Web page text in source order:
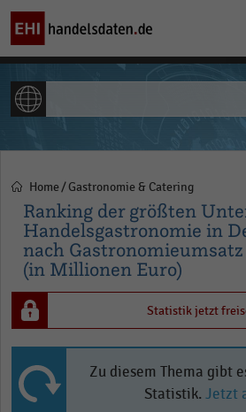
Pfadnavigation
Home Gastronomie & Catering
Ranking der größten
Handelsgastronomie in
nach Gastronomieumsatz
(in Millionen Euro)
Statistik jetzt
Zu diesem Thema gibt
Statistik. Jetzt